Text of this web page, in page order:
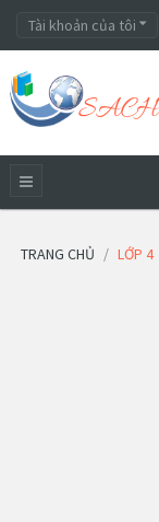
Tài khoản của tôi
TRANG CHỦ LỚP 4